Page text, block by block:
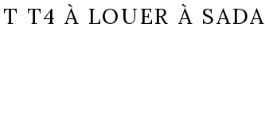
T4 À LOUER À SADA